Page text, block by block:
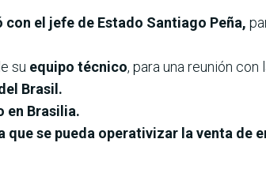
el jefe de Estado Santiago Peña,
su equipo técnico, para una reunión con
Brasil.
en Brasilia.
que se pueda operativizar la venta de